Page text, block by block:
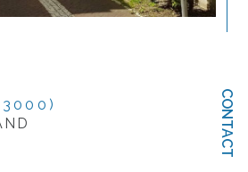
CONTACT